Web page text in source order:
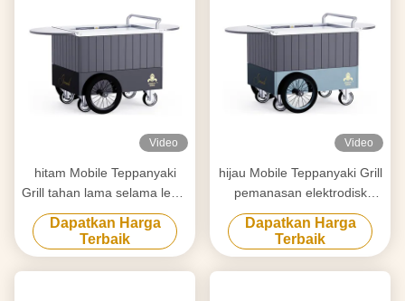
Video
hitam Mobile Teppanyaki
Grill tahan lama selama lebih
dari 20 tahun papan kelas
makanan Hibachi Grill Table
Dapatkan Harga
Terbaik
Video
hijau Mobile Teppanyaki Grill
pemanasan elektrodisk
Pergerakan bebas Papan
kelas makanan Hibachi Grill
Table
Dapatkan Harga
Terbaik